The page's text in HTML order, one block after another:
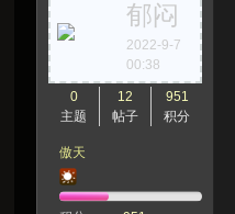
郁闷
2022-9-7
00:38
0
主题
12
帖子
951
积分
傲天